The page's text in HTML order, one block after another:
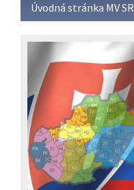
Úvodná stránka MV SR